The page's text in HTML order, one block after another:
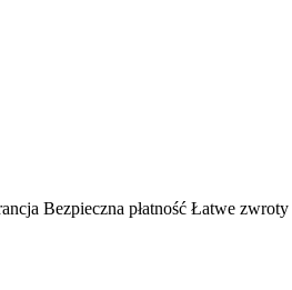
Bezpieczna płatność Łatwe zwroty